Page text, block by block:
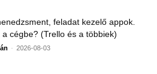
feladat kezelő appok.
a cégbe? (Trello és a többiek)
- 2026-08-03